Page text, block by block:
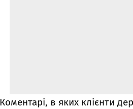
Коментарі, в яких клієнти